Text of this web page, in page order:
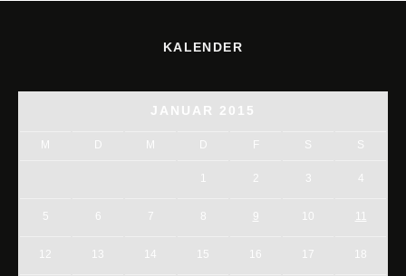
KALENDER
JANUAR 2015
M D M D F S S
1 2 3 4
5 6 7 8 9 10 11
12 13 14 15 16 17 18